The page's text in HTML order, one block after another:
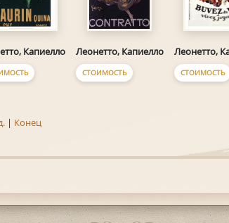
Капиелло Леонетто, Капиелло
СТОИМОСТЬ
Леонетто,
СТОИМОСТЬ
| Конец